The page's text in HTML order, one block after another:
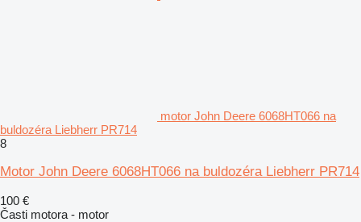
motor John Deere 6068HT066 na
buldozéra Liebherr PR714
8
Motor John Deere 6068HT066 na buldozéra Liebherr PR714
100 €
Časti motora - motor